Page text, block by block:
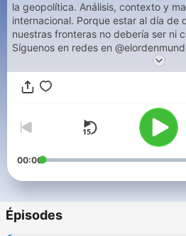
la geopolítica. Análisis, contexto y
internacional. Porque estar al día de
nuestras fronteras no debería ser ni
Síguenos en redes en
contenido en https://elordenmundial.com/ Producido
Voice Village.
00:00
Épisodes